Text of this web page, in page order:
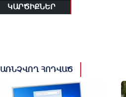
ԿԱՐԾԻՔՆԵՐ
ԱՌՆՉՎՈՂ ՀՈԴՎԱԾ